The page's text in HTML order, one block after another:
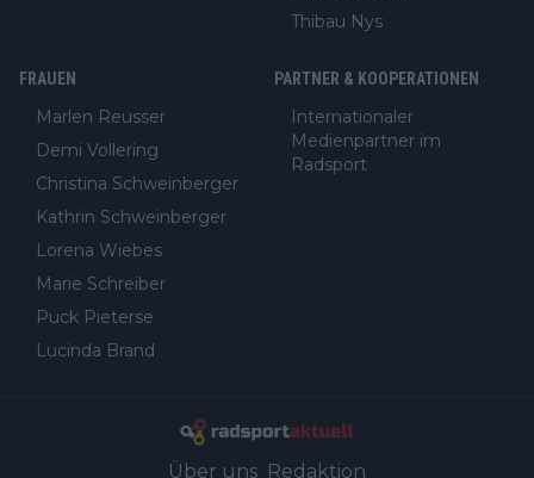
Thibau Nys
FRAUEN
Marlen Reusser
Demi Vollering
Christina Schweinberger
Kathrin Schweinberger
Lorena Wiebes
Marie Schreiber
Puck Pieterse
Lucinda Brand
PARTNER & KOOPERATIONEN
Internationaler
Medienpartner im
Radsport
Über uns Redaktion